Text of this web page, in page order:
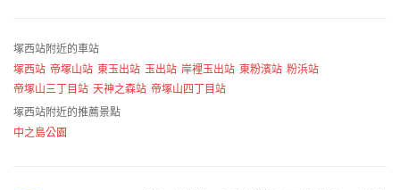
塚西站附近的車站
塚西站 帝塚山站 東玉出站 玉出站 岸裡玉出站 東粉濱站 粉浜站
帝塚山三丁目站 天神之森站 帝塚山四丁目站
塚西站附近的推薦景點
中之島公園